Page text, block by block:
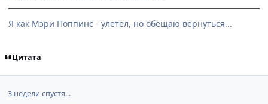
Я как Мэри Поппинс - улетел, но обещаю вернуться...
Цитата
3 недели спустя...